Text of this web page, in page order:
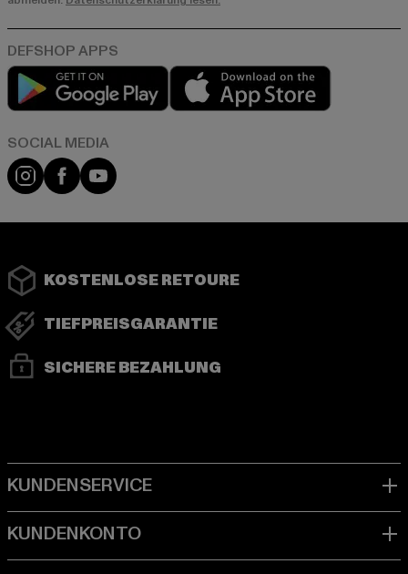
Play market
Instagram
FacebookYouTube
KOSTENLOSE RETOURE
TIEFPREISGARANTIE
SICHERE BEZAHLUNG